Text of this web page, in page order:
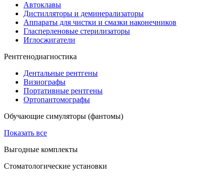
Автоклавы
Дистилляторы и деминерализаторы
Аппараты для чистки и смазки наконечников
Гласперленовые стерилизаторы
Иглосжигатели
Рентгенодиагностика
Дентальные рентгены
Визиографы
Портативные рентгены
Ортопантомографы
Обучающие симуляторы (фантомы)
Показать все
Выгодные комплекты
Стоматологические установки